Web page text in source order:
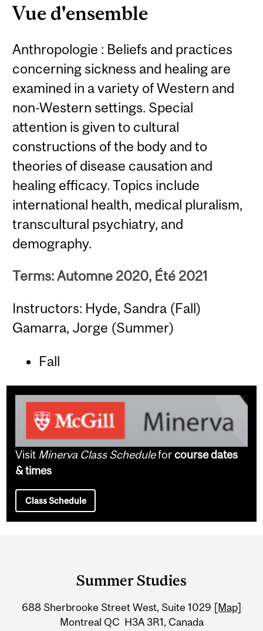
Vue d'ensemble
Anthropologie : Beliefs and practices
concerning sickness and healing are
examined in a variety of Western and
non-Western settings. Special
attention is given to cultural
constructions of the body and to
theories of disease causation and
healing efficacy. Topics include
international health, medical pluralism,
transcultural psychiatry, and
demography.
Terms: Automne 2020, Été 2021
Instructors: Hyde, Sandra (Fall)
Gamarra, Jorge (Summer)
Fall
Visit Minerva Class Scheduleforcourse dates
& times
Class Schedule
Information
Summer Studies
688 Sherbrooke Street West, Suite 1029 [Map]
Montreal QC H3A 3R1, Canada